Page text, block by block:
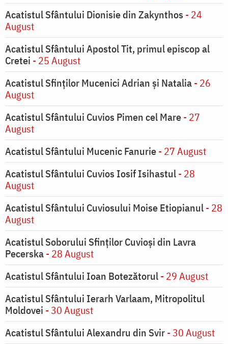
Acatistul Sfântului Dionisie din Zakynthos - 24
August
Acatistul Sfântului Apostol Tit, primul episcop al
Cretei - 25 August
Acatistul Sfinților Mucenici Adrian și Natalia- 26
August
Acatistul Sfântului Cuvios Pimen cel Mare- 27
August
Acatistul Sfântului Mucenic Fanurie- 27 August
Acatistul Sfântului Cuvios Iosif Isihastul- 28
August
Acatistul Sfântului Cuviosului Moise Etiopianul- 28
August
Acatistul Soborului Sfinților Cuvioși din Lavra
Pecerska- 28 August
Acatistul Sfântului Ioan Botezătorul- 29 August
Acatistul Sfântului Ierarh Varlaam, Mitropolitul
Moldovei - 30 August
Acatistul Sfântului Alexandru din Svir- 30 August